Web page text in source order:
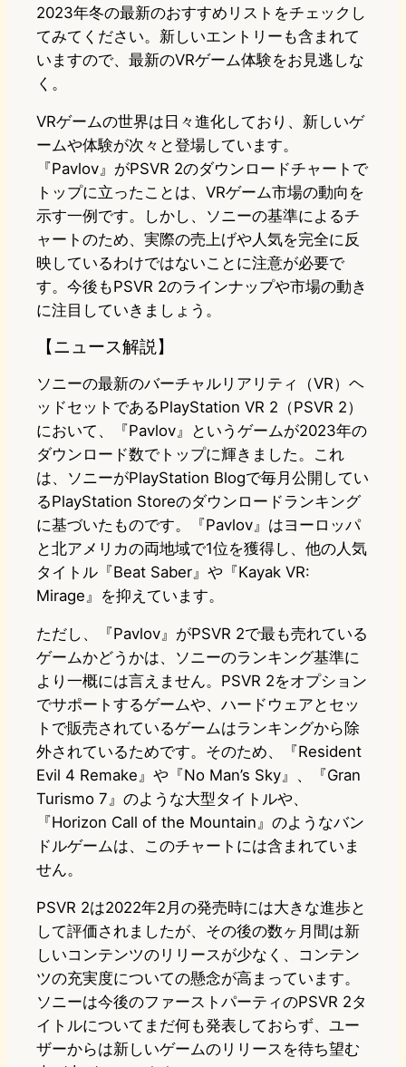
2023年冬の最新のおすすめリストをチェックし
てみてください。新しいエントリーも含まれて
いますので、最新のVRゲーム体験をお見逃しな
く。
VRゲームの世界は日々進化しており、新しいゲ
ームや体験が次々と登場しています。
『Pavlov』がPSVR 2のダウンロードチャートで
トップに立ったことは、VRゲーム市場の動向を
示す一例です。しかし、ソニーの基準によるチ
ャートのため、実際の売上げや人気を完全に反
映しているわけではないことに注意が必要で
す。今後もPSVR 2のラインナップや市場の動き
に注目していきましょう。
【ニュース解説】
ソニーの最新のバーチャルリアリティ（VR）ヘ
ッドセットであるPlayStation VR 2（PSVR 2）
において、『Pavlov』というゲームが2023年の
ダウンロード数でトップに輝きました。これ
は、ソニーがPlayStation Blogで毎月公開してい
るPlayStation Storeのダウンロードランキング
に基づいたものです。『Pavlov』はヨーロッパ
と北アメリカの両地域で1位を獲得し、他の人気
タイトル『Beat Saber』や『Kayak VR:
Mirage』を抑えています。
ただし、『Pavlov』がPSVR 2で最も売れている
ゲームかどうかは、ソニーのランキング基準に
より一概には言えません。PSVR 2をオプション
でサポートするゲームや、ハードウェアとセッ
トで販売されているゲームはランキングから除
外されているためです。そのため、『Resident
Evil 4 Remake』や『No Man’s Sky』、『Gran
Turismo 7』のような大型タイトルや、
『Horizon Call of the Mountain』のようなバン
ドルゲームは、このチャートには含まれていま
せん。
PSVR 2は2022年2月の発売時には大きな進歩と
して評価されましたが、その後の数ヶ月間は新
しいコンテンツのリリースが少なく、コンテン
ツの充実度についての懸念が高まっています。
ソニーは今後のファーストパーティのPSVR 2タ
イトルについてまだ何も発表しておらず、ユー
ザーからは新しいゲームのリリースを待ち望む